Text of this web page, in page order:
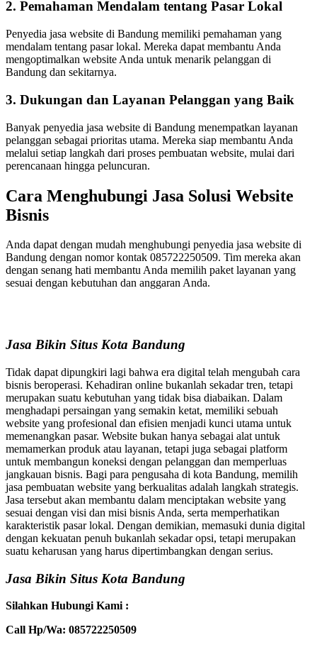
2. Pemahaman Mendalam tentang Pasar Lokal
Penyedia jasa website di Bandung memiliki pemahaman yang
mendalam tentang pasar lokal. Mereka dapat membantu Anda
mengoptimalkan website Anda untuk menarik pelanggan di
Bandung dan sekitarnya.
3. Dukungan dan Layanan Pelanggan yang Baik
Banyak penyedia jasa website di Bandung menempatkan layanan
pelanggan sebagai prioritas utama. Mereka siap membantu Anda
melalui setiap langkah dari proses pembuatan website, mulai dari
perencanaan hingga peluncuran.
Cara Menghubungi Jasa Solusi Website
Bisnis
Anda dapat dengan mudah menghubungi penyedia jasa website di
Bandung dengan nomor kontak 085722250509. Tim mereka akan
dengan senang hati membantu Anda memilih paket layanan yang
sesuai dengan kebutuhan dan anggaran Anda.
Jasa Bikin Situs Kota Bandung
Tidak dapat dipungkiri lagi bahwa era digital telah mengubah cara
bisnis beroperasi. Kehadiran online bukanlah sekadar tren, tetapi
merupakan suatu kebutuhan yang tidak bisa diabaikan. Dalam
menghadapi persaingan yang semakin ketat, memiliki sebuah
website yang profesional dan efisien menjadi kunci utama untuk
memenangkan pasar. Website bukan hanya sebagai alat untuk
memamerkan produk atau layanan, tetapi juga sebagai platform
untuk membangun koneksi dengan pelanggan dan memperluas
jangkauan bisnis. Bagi para pengusaha di kota Bandung, memilih
jasa pembuatan website yang berkualitas adalah langkah strategis.
Jasa tersebut akan membantu dalam menciptakan website yang
sesuai dengan visi dan misi bisnis Anda, serta memperhatikan
karakteristik pasar lokal. Dengan demikian, memasuki dunia digital
dengan kekuatan penuh bukanlah sekadar opsi, tetapi merupakan
suatu keharusan yang harus dipertimbangkan dengan serius.
Jasa Bikin Situs Kota Bandung
Silahkan Hubungi Kami :
Call Hp/Wa: 085722250509